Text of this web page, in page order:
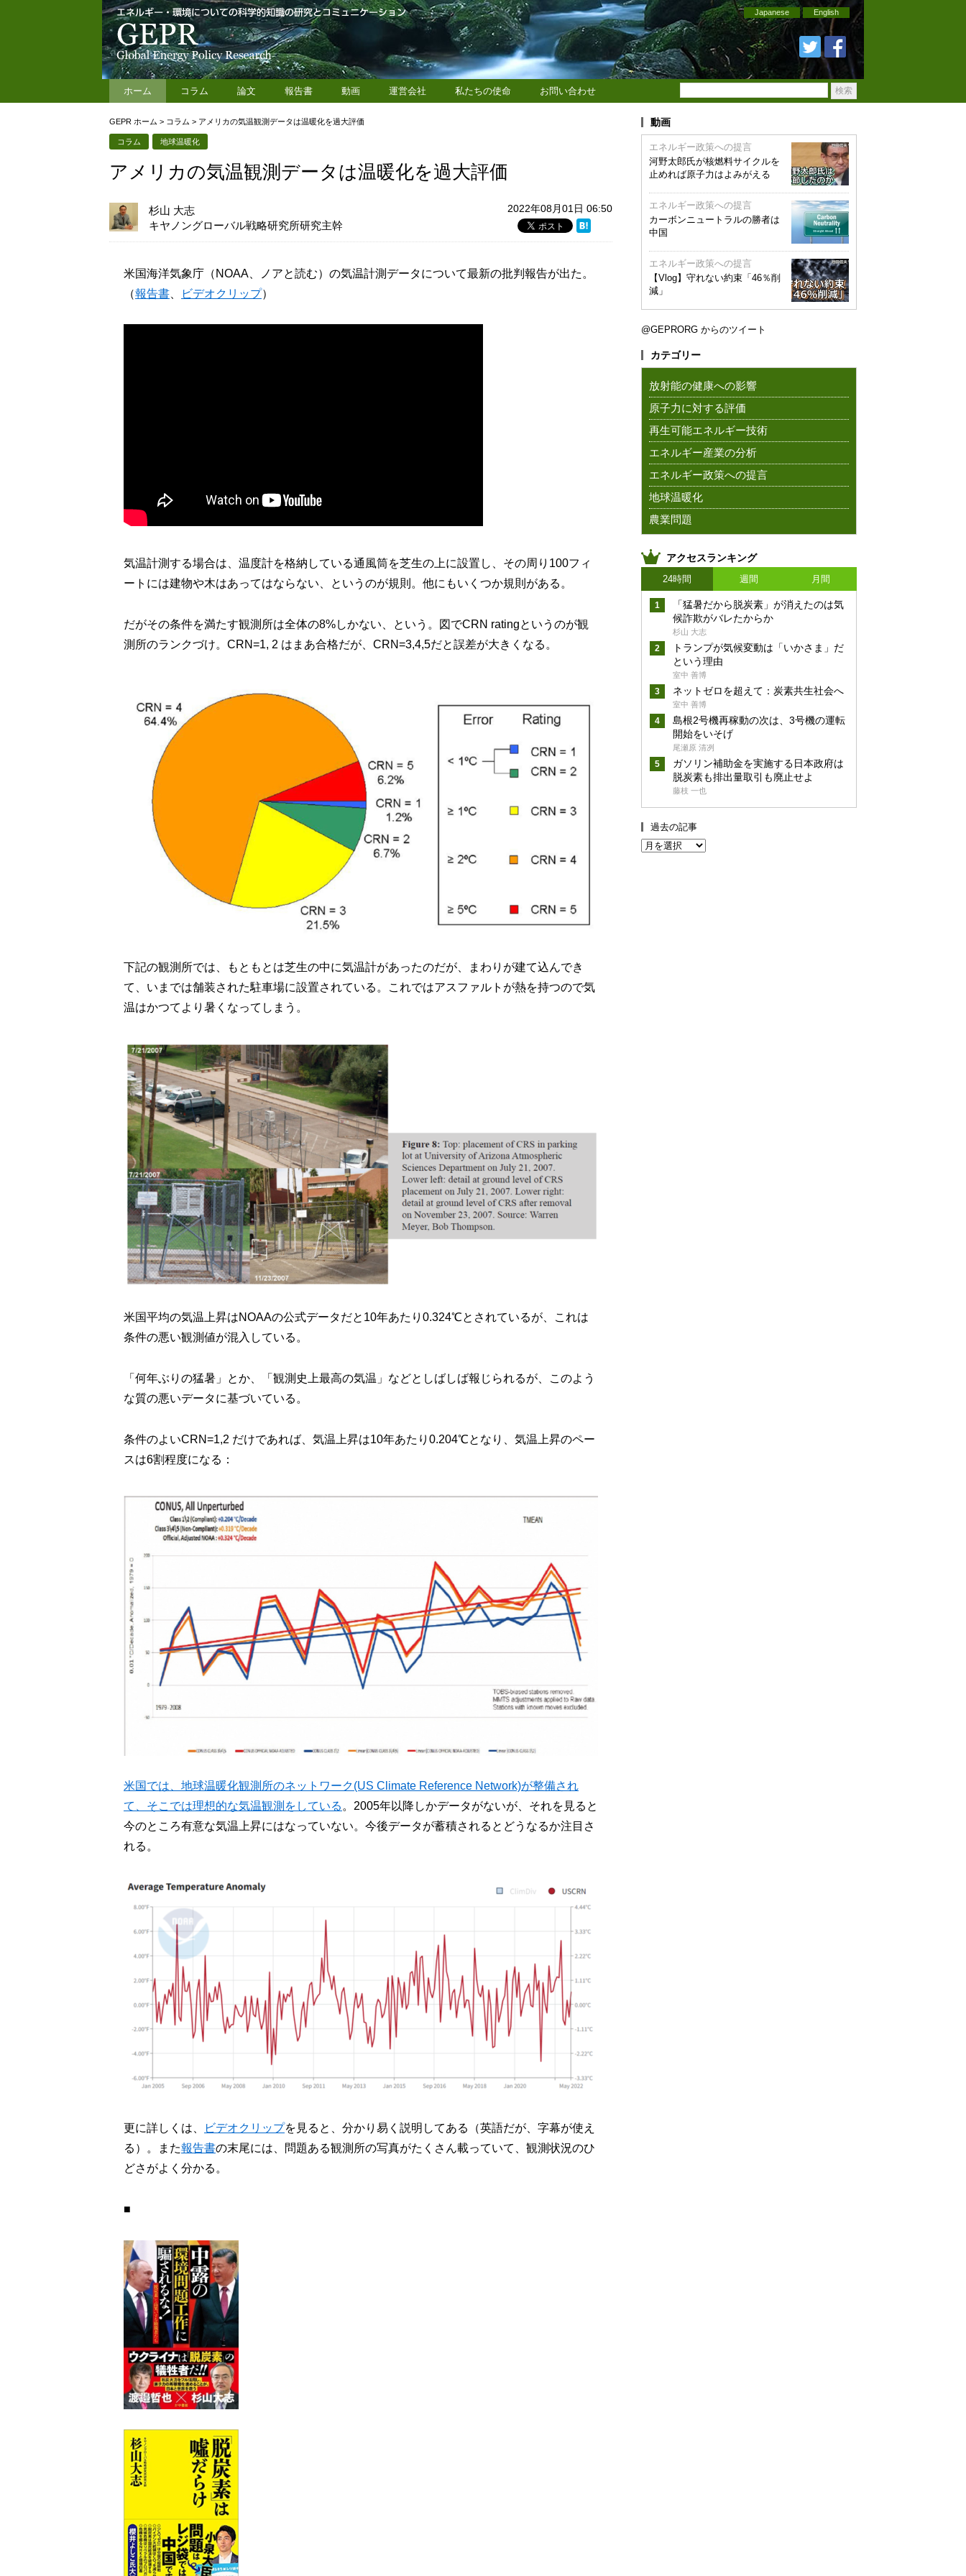
Japanese English
ホーム コラム 論文 報告書 動画 運営会社 私たちの使命 お問い合わせ
GEPR ホーム > コラム > アメリカの気温観測データは温暖化を過大評価
コラム 地球温暖化
アメリカの気温観測データは温暖化を過大評価
2022年08月01日 06:50
杉山 大志
キヤノングローバル戦略研究所研究主幹
米国海洋気象庁（NOAA、ノアと読む）の気温計測データについて最新の批判報告が出た。
（報告書 ビデオクリップ）
気温計測する場合は、温度計を格納している通風筒を芝生の上に設置し、その周り100フィ
ートには建物や木はあってはならない、というのが規則。他にもいくつか規則がある。
だがその条件を満たす観測所は全体の8%しかない、という。図でCRN ratingというのが観
測所のランクづけ。CRN=1, 2 はまあ合格だが、CRN=3,4,5だと誤差が大きくなる。
下記の観測所では、もともとは芝生の中に気温計があったのだが、まわりが建て込んでき
て、いまでは舗装された駐車場に設置されている。これではアスファルトが熱を持つので気
温はかつてより暑くなってしまう。
米国平均の気温上昇はNOAAの公式データだと10年あたり0.324℃とされているが、これは
条件の悪い観測値が混入している。
「何年ぶりの猛暑」とか、「観測史上最高の気温」などとしばしば報じられるが、このよう
な質の悪いデータに基づいている。
条件のよいCRN=1,2 だけであれば、気温上昇は10年あたり0.204℃となり、気温上昇のペー
スは6割程度になる：
米国では、地球温暖化観測所のネットワーク(US Climate Reference Network)が整備され
て、そこでは理想的な気温観測をしている。2005年以降しかデータがないが、それを見ると
今のところ有意な気温上昇にはなっていない。今後データが蓄積されるとどうなるか注目さ
れる。
更に詳しくは、 ビデオクリップを見ると、分かり易く説明してある（英語だが、字幕が使え
る）。また報告書の末尾には、問題ある観測所の写真がたくさん載っていて、観測状況のひ
どさがよく分かる。
■
動画
エネルギー政策への提言
河野太郎氏が核燃料サイクルを
止めれば原子力はよみがえる
エネルギー政策への提言
カーボンニュートラルの勝者は
中国
エネルギー政策への提言
【Vlog】守れない約束「46％削
減」
@GEPRORG からのツイート
カテゴリー
放射能の健康への影響
原子力に対する評価
再生可能エネルギー技術
エネルギー産業の分析
エネルギー政策への提言
地球温暖化
農業問題
アクセスランキング
24時間 週間 月間
「猛暑だから脱炭素」が消えたのは気
候詐欺がバレたからか
杉山 大志
トランプが気候変動は「いかさま」だ
という理由
室中 善博
ネットゼロを超えて：炭素共生社会へ
室中 善博
島根2号機再稼動の次は、3号機の運転
開始をいそげ
尾瀬原 清冽
ガソリン補助金を実施する日本政府は
脱炭素も排出量取引も廃止せよ
藤枝 一也
過去の記事